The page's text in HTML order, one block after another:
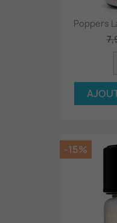
Poppers
-15%